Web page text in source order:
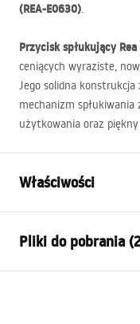
(REA-E0630).
Przycisk spłukujący
ceniących wyraziste,
Jego solidna
mechanizm
użytkowania oraz
Właściwości
Materiał:
Wysokość (mm):
Pliki do pobrania